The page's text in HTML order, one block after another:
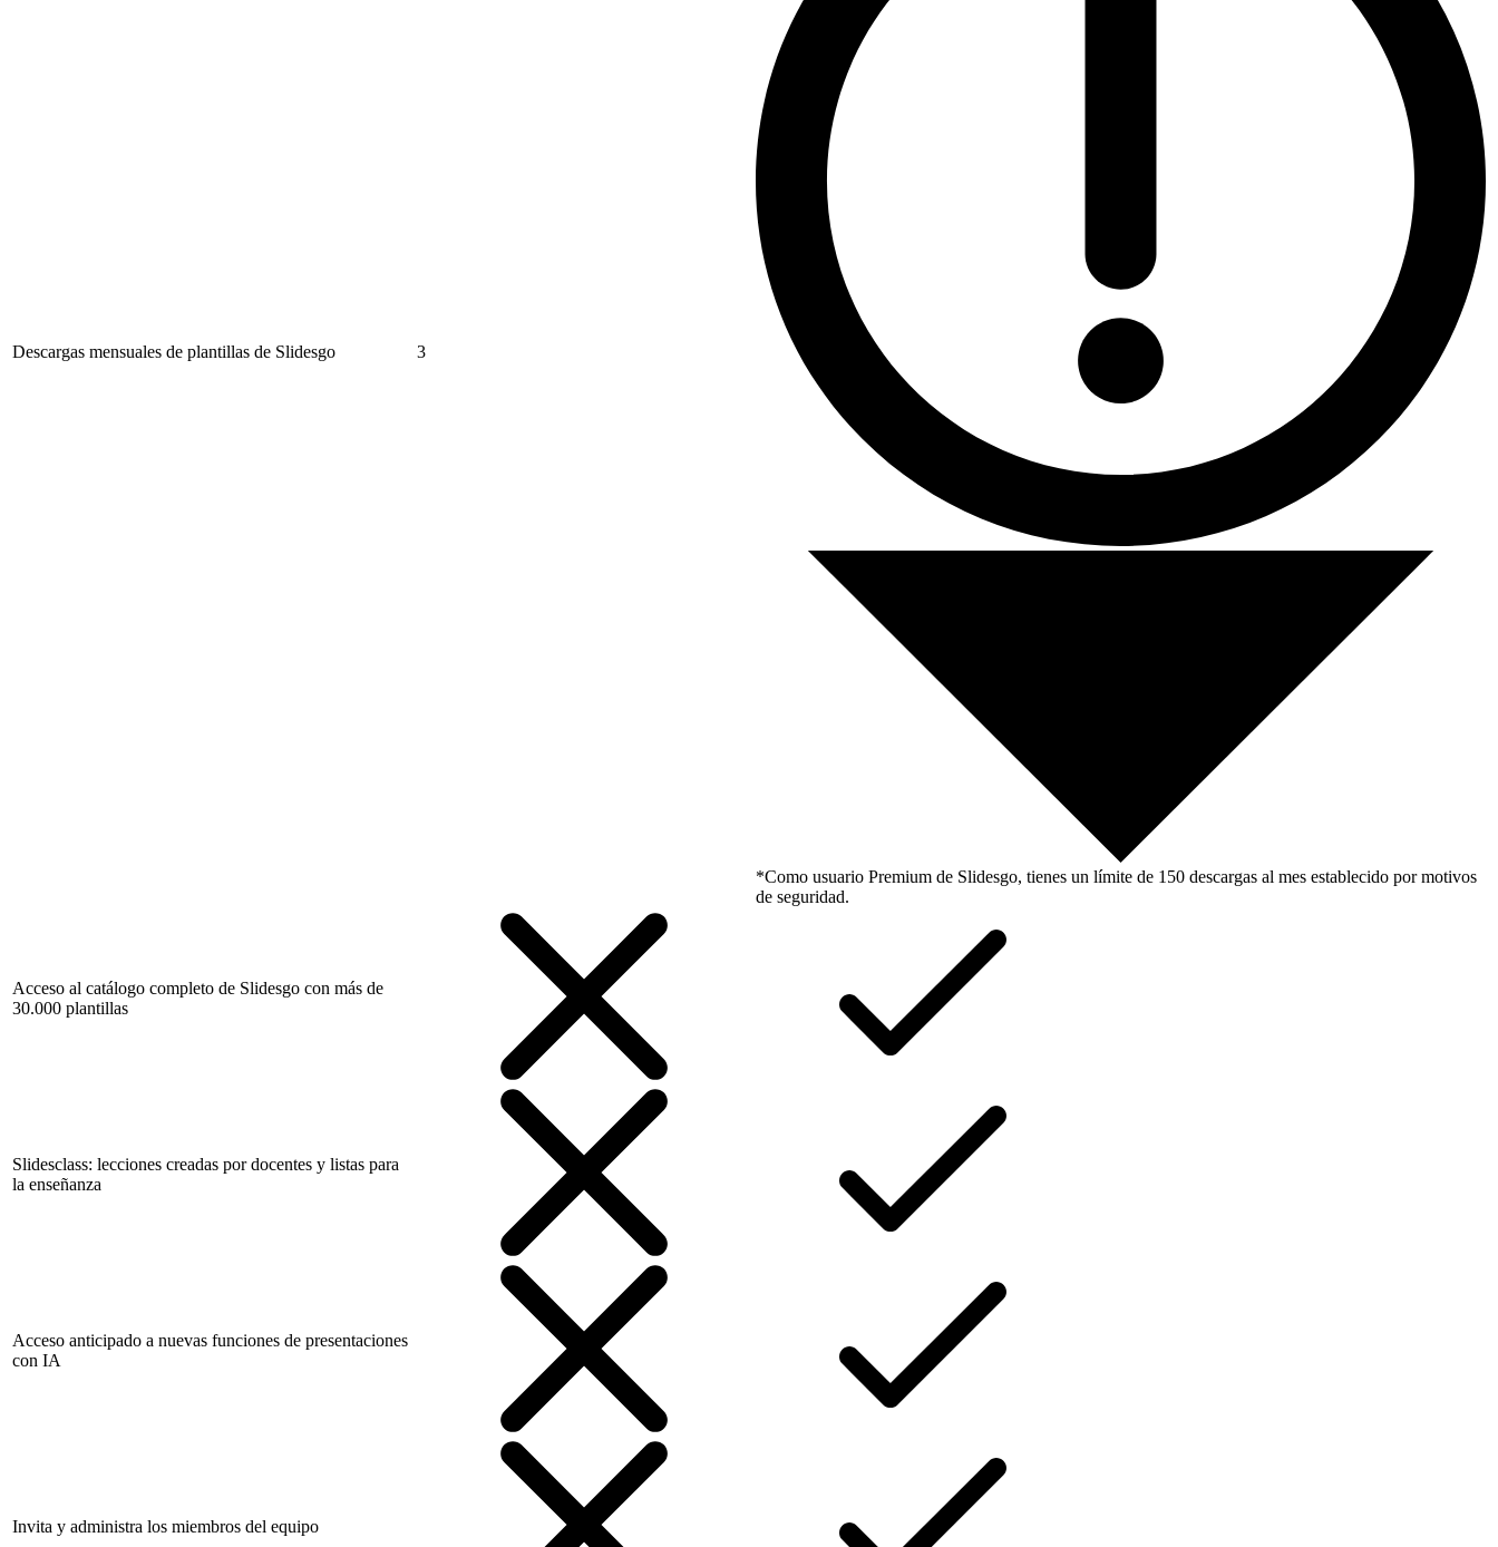
Descargas mensuales de plantillas de Slidesgo 3
*Como usuario Premium de Slidesgo, tienes un límite de 150 descargas al mes establecido por motivos
de seguridad.
Acceso al catálogo completo de Slidesgo con más de
30.000 plantillas
Slidesclass: lecciones creadas por docentes y listas para
la enseñanza
Acceso anticipado a nuevas funciones de presentaciones
con IA
Invita y administra los miembros del equipo